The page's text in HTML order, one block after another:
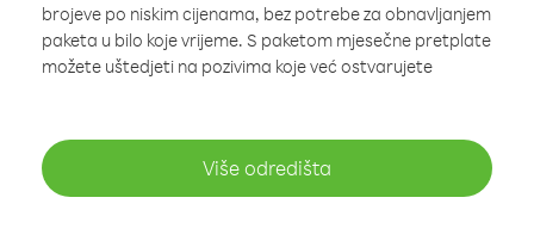
brojeve po niskim cijenama, bez potrebe za obnavljanjem
paketa u bilo koje vrijeme. S paketom mjesečne pretplate
možete uštedjeti na pozivima koje već ostvarujete
Više odredišta